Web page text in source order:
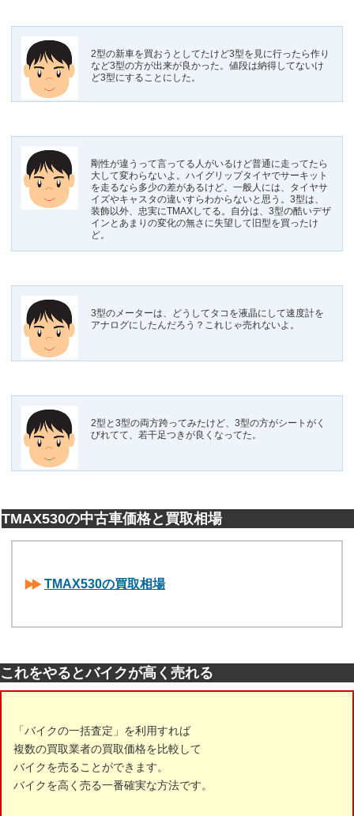
2型の新車を買おうとしてたけど3型を見に行ったら作り
など3型の方が出来が良かった。値段は納得してないけ
ど3型にすることにした。
剛性が違うって言ってる人がいるけど普通に走ってたら
大して変わらないよ。ハイグリップタイヤでサーキット
を走るなら多少の差があるけど。一般人には、タイヤサ
イズやキャスタの違いすらわからないと思う。3型は、
装飾以外、忠実にTMAXしてる。自分は、3型の酷いデザ
インとあまりの変化の無さに失望して旧型を買ったけ
ど。
3型のメーターは、どうしてタコを液晶にして速度計を
アナログにしたんだろう？これじゃ売れないよ。
2型と3型の両方跨ってみたけど、3型の方がシートがく
びれてて、若干足つきが良くなってた。
TMAX530の中古車価格と買取相場
TMAX530の買取相場
これをやるとバイクが高く売れる
「バイクの一括査定」を利用すれば
複数の買取業者の買取価格を比較して
バイクを売ることができます。
バイクを高く売る一番確実な方法です。